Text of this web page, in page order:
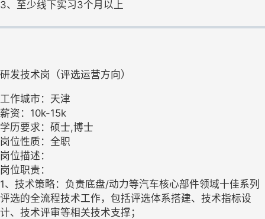
3、至少线下实习3个月以上
研发技术岗（评选运营方向）
工作城市：天津
薪资：10k-15k
学历要求：硕士,博士
岗位性质：全职
岗位描述：
岗位职责：
1、技术策略：负责底盘/动力等汽车核心部件领域十佳系列
评选的全流程技术工作，包括评选体系搭建、技术指标设
计、技术评审等相关技术支撑；